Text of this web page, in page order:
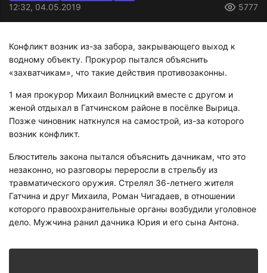
12:32, 04.05.2019
5777
Конфликт возник из-за забора, закрывающего выход к
водному объекту. Прокурор пытался объяснить
«захватчикам», что такие действия противозаконны.
1 мая прокурор Михаил Волницкий вместе с другом и
женой отдыхал в Гатчинском районе в посёлке Вырица.
Позже чиновник наткнулся на самострой, из-за которого
возник конфликт.
Блюститель закона пытался объяснить дачникам, что это
незаконно, но разговоры переросли в стрельбу из
травматического оружия. Стрелял 36-летнего жителя
Гатчина и друг Михаила, Роман Чигадаев, в отношении
которого правоохранительные органы возбудили уголовное
дело. Мужчина ранил дачника Юрия и его сына Антона.